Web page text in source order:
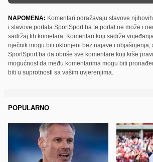
NAPOMENA: Komentari odražavaju stavove
i stavove portala SportSport.ba te portal ne može i
sadržaj tih kometara. Komentari koji sadrže
riječnik mogu biti uklonjeni bez najave i objašnjenja,
SportSport.ba da obriše sve komentare koji krše
mogućnost da među komentarima mogu biti
biti u suprotnosti sa vašim uvjerenjima.
POPULARNO